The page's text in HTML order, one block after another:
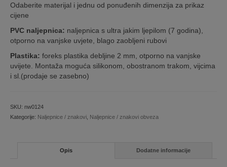
1,20€
8,00€
Odaberite materijal i jednu od ponuđenih dimenzija za prikaz
cijene
PVC naljepnica: naljepnica s ultra jakim ljepilom (7 godina),
otporno na vanjske uvjete, blago zaobljeni rubovi
Plastika: foreks plastika debljine 2 mm, otporno na vanjske
uvijete. Montaža moguća silikonom, obostranom trakom, vijcima
i sl.(prodaje se zasebno)
SKU: nw0124
Kategorije: Naljepnice / znakovi Naljepnice / znakovi obveza
Opis Dodatne informacije